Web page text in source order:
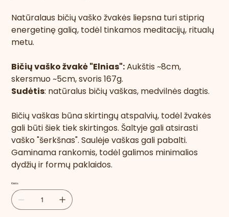
Natūralaus bičių vaško žvakės liepsna turi stiprią
energetinę galią, todėl tinkamos meditacijų, ritualų
metu.
Bičių vaško žvakė "Elnias":Aukštis ~8cm,
skersmuo ~5cm, svoris 167g.
Sudėtis: natūralus bičių vaškas, medvilnės dagtis.
Bičių vaškas būna skirtingų atspalvių, todėl žvakės
gali būti šiek tiek skirtingos. Šaltyje gali atsirasti
vaško "šerkšnas". Saulėje vaškas gali pabalti.
Gaminama rankomis, todėl galimos minimalios
dydžių ir formų paklaidos.
Kiekis